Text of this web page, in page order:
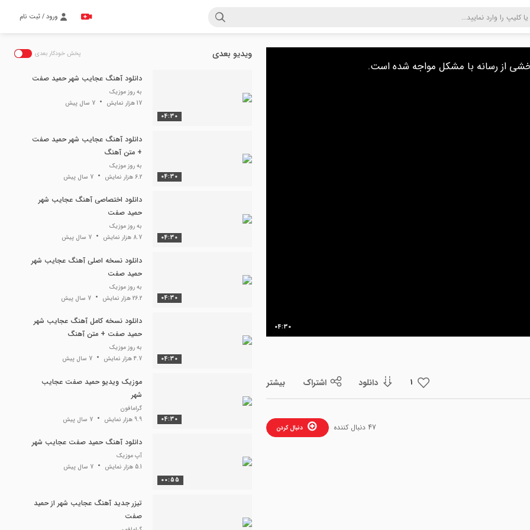
ورود / ثبت نام
This
modal
از رسانه با مشکل مواجه شده است
04:30
1 دانلود اشتراک بیشتر
دنبال کردن 47 دنبال کننده
ویدیو بعدی پخش خودکار بعدی
04:30
دانلود آهنگ عجایب شهر حمید صفت
به روز موزیک
17 هزار نمایش
7 سال پیش
04:30
دانلود آهنگ عجایب شهر حمید صفت
+ متن آهنگ
به روز موزیک
6.2 هزار نمایش
7 سال پیش
04:30
دانلود اختصاصی آهنگ عجایب شهر
حمید صفت
به روز موزیک
8.7 هزار نمایش
7 سال پیش
04:30
دانلود نسخه اصلی آهنگ عجایب شهر
حمید صفت
به روز موزیک
26.2 هزار نمایش
7 سال پیش
04:30
دانلود نسخه کامل آهنگ عجایب شهر
حمید صفت + متن آهنگ
به روز موزیک
4.7 هزار نمایش
7 سال پیش
04:30
موزیک ویدیو حمید صفت عجایب
شهر
گرامافون
9.9 هزار نمایش
7 سال پیش
00:55
دانلود آهنگ حمید صفت عجایب شهر
آپ موزیک
5.1 هزار نمایش
7 سال پیش
تیزر جدید آهنگ عجایب شهر از حمید
صفت